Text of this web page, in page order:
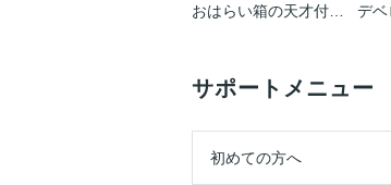
サポートメニュー
初めての方へ